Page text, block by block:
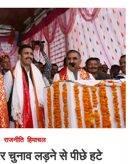
राजनीति हिमाचल
चुनाव लड़ने से पीछे हटे